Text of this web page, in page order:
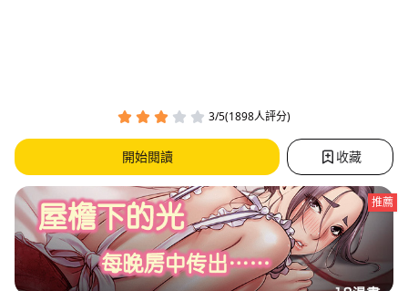
3/5(1898人評分)
開始閱讀 收藏
推薦